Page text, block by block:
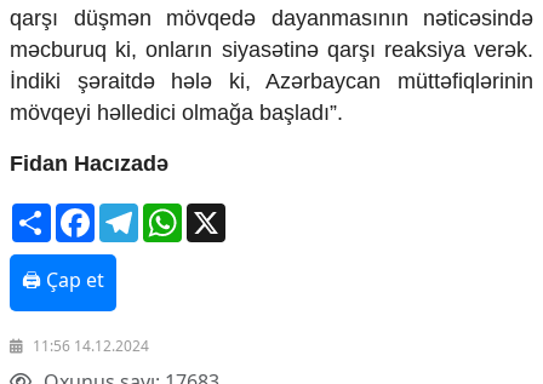
qarşı düşmən mövqedə dayanmasının nəticəsində
məcburuq ki, onların siyasətinə qarşı reaksiya verək.
İndiki şəraitdə hələ ki, Azərbaycan müttəfiqlərinin
mövqeyi həlledici olmağa başladı”.
Fidan Hacızadə
ShareFacebookTelegramWhatsApp
🖨 Çap et
11:56 14.12.2024